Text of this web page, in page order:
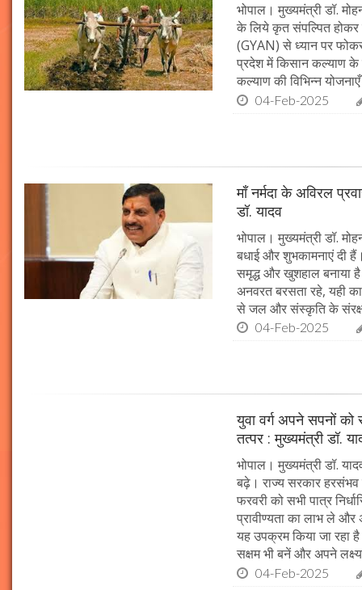
भोपाल। मुख्यमंत्री डॉ.
के लिये कृत संपल्पित होकर
(GYAN) से ध्यान पर
प्रदेश में किसान कल्याण के
कल्याण की विभिन्न
04-Feb-2025
माँ नर्मदा के अविरल
डॉ. यादव
भोपाल। मुख्यमंत्री डॉ.
बधाई और शुभकामनाएं दी
समृद्ध और खुशहाल बनाया
अनवरत बरसता रहे, यही
से जल और संस्कृति के
04-Feb-2025
युवा वर्ग अपने सपनों
तत्पर : मुख्यमंत्री डॉ.
भोपाल। मुख्यमंत्री डॉ.
बढ़े। राज्य सरकार
फरवरी को सभी पात्र
प्रावीण्यता का लाभ ले और
यह उपक्रम किया जा रहा
सक्षम भी बनें और अपने
04-Feb-2025